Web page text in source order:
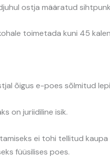
ostja määratud
toimetada kuni 45
õigus e-poes sõlmitud
on juriidiline isik.
ei tohi tellitud
füüsilises poes.